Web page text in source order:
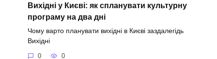
Вихідні у Києві: як спланувати культурну
програму на два дні
Чому варто планувати вихідні в Києві заздалегідь
Вихідні
0 0